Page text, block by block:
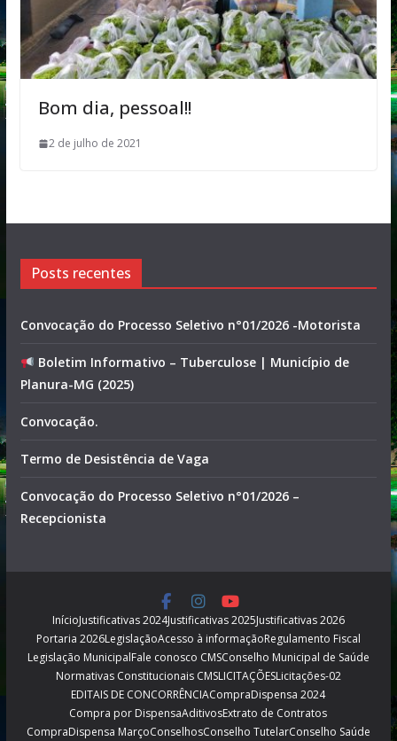
Bom dia, pessoal!!
2 de julho de 2021
Posts recentes
Convocação do Processo Seletivo n°01/2026 -Motorista
Boletim Informativo – Tuberculose | Município de
Planura-MG (2025)
Convocação.
Termo de Desistência de Vaga
Convocação do Processo Seletivo n°01/2026 –
Recepcionista
InícioJustificativas 2024Justificativas 2025Justificativas 2026
Portaria 2026LegislaçãoAcesso à informaçãoRegulamento Fiscal
Legislação MunicipalFale conosco CMSConselho Municipal de Saúde
Normativas Constitucionais CMSLICITAÇÕESLicitações-02
EDITAIS DE CONCORRÊNCIACompraDispensa 2024
Compra por DispensaAditivosExtrato de Contratos
CompraDispensa MarçoConselhosConselho TutelarConselho Saúde